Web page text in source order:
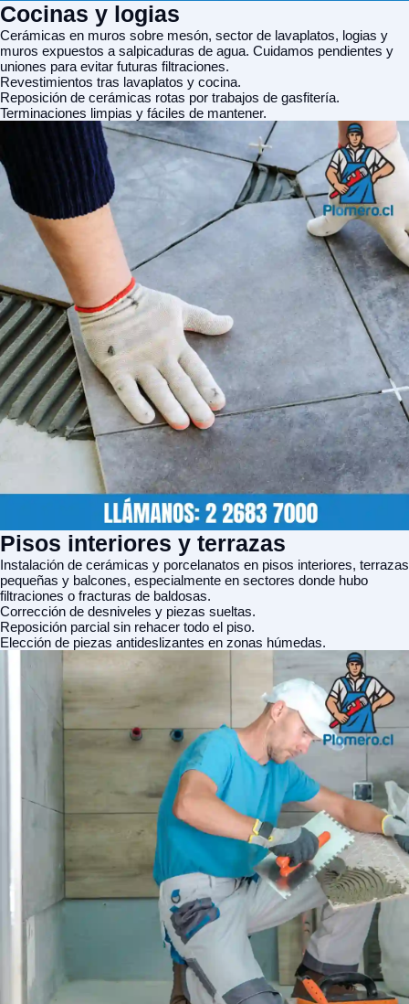
Cocinas y logias
Cerámicas en muros sobre mesón, sector de lavaplatos, logias y
muros expuestos a salpicaduras de agua. Cuidamos pendientes y
uniones para evitar futuras filtraciones.
Revestimientos tras lavaplatos y cocina.
Reposición de cerámicas rotas por trabajos de gasfitería.
Terminaciones limpias y fáciles de mantener.
Pisos interiores y terrazas
Instalación de cerámicas y porcelanatos en pisos interiores, terrazas
pequeñas y balcones, especialmente en sectores donde hubo
filtraciones o fracturas de baldosas.
Corrección de desniveles y piezas sueltas.
Reposición parcial sin rehacer todo el piso.
Elección de piezas antideslizantes en zonas húmedas.